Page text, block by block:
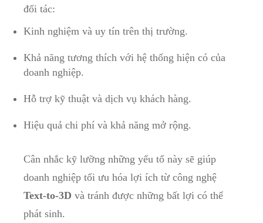
đối tác:
Kinh nghiệm và uy tín trên thị trường.
Khả năng tương thích với hệ thống hiện có của
doanh nghiệp.
Hỗ trợ kỹ thuật và dịch vụ khách hàng.
Hiệu quả chi phí và khả năng mở rộng.
Cân nhắc kỹ lưỡng những yếu tố này sẽ giúp
doanh nghiệp tối ưu hóa lợi ích từ công nghệ
Text-to-3D và tránh được những bất lợi có thể
phát sinh.